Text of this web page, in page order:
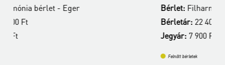
Bérlet:Filharmónia bérlet - Eger
Bérletár: